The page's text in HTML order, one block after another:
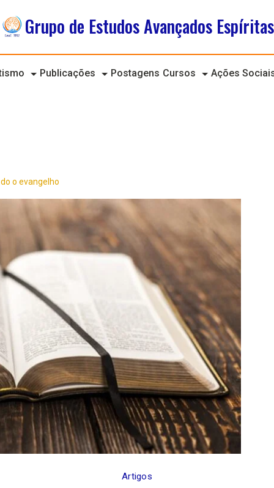
Grupo de Estudos Avançados Espíritas
Publicações Postagens Cursos Ações
o evangelho
Artigos